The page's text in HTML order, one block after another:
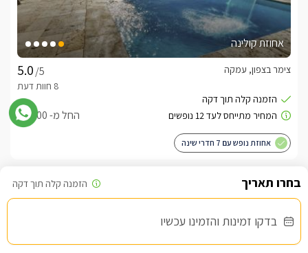
בדקו זמינות והזמינו עכשיו
אחוזת קולינה
/5
צימר בצפון, עמקה
החל מ- ₪6000
אחוזת נופש עם 7 חדרי שינה